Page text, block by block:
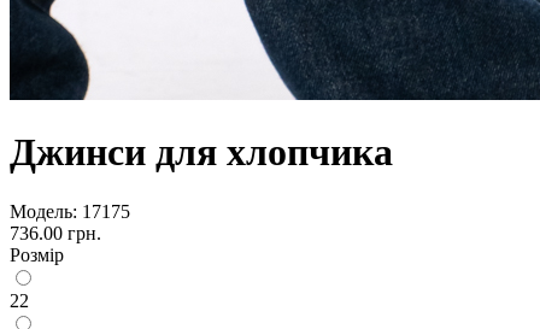
Джинси для хлопчика
Модель: 17175
736.00 грн.
Розмір
22